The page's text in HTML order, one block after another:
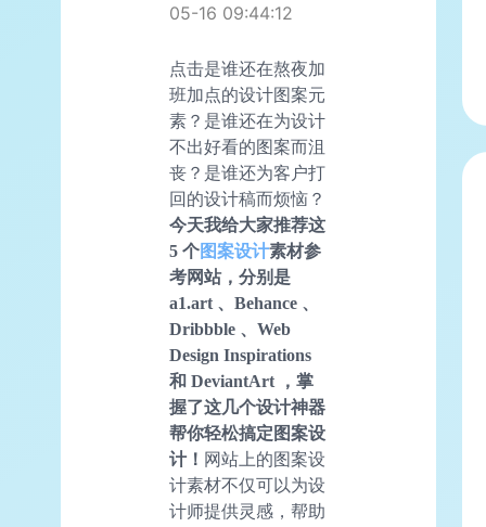
05-16 09:44:12
点击是谁还在熬夜加
班加点的设计图案元
素？是谁还在为设计
不出好看的图案而沮
丧？是谁还为客户打
回的设计稿而烦恼？
今天我给大家推荐这
5 个图案设计素材参
考网站，分别是
a1.art 、Behance 、
Dribbble 、Web
Design Inspirations
和 DeviantArt ，掌
握了这几个设计神器
帮你轻松搞定图案设
计！ 网站上的图案设
计素材不仅可以为设
计师提供灵感，帮助